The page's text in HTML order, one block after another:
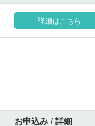
詳細はこちら
お申込み / 詳細